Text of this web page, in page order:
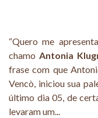
“Quero me
chamo Antonia
frase com que
Vencò, iniciou sua
último dia 05, de
levaram um...